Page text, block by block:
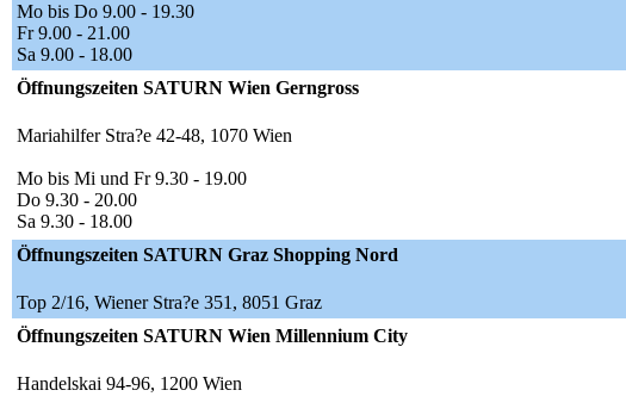
Mo bis Do 9.00 - 19.30
Fr 9.00 - 21.00
Sa 9.00 - 18.00
Öffnungszeiten SATURN Wien Gerngross
Mariahilfer Stra?e 42-48, 1070 Wien
Mo bis Mi und Fr 9.30 - 19.00
Do 9.30 - 20.00
Sa 9.30 - 18.00
Öffnungszeiten SATURN Graz Shopping Nord
Top 2/16, Wiener Stra?e 351, 8051 Graz
Öffnungszeiten SATURN Wien Millennium City
Handelskai 94-96, 1200 Wien